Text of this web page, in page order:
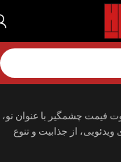
بازی پلی استیشن 4 کارکرده
تفاوت فیمت چشمگیر با عنوان نو،
از جذابیت و تنوع